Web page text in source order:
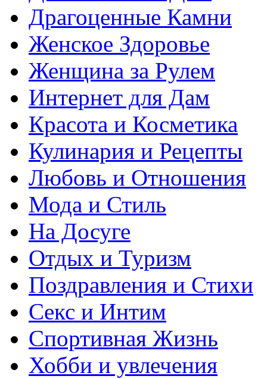
Драгоценные Камни
Женское Здоровье
Женщина за Рулем
Интернет для Дам
Красота и Косметика
Кулинария и Рецепты
Любовь и Отношения
Мода и Стиль
На Досуге
Отдых и Туризм
Поздравления и Стихи
Секс и Интим
Спортивная Жизнь
Хобби и увлечения